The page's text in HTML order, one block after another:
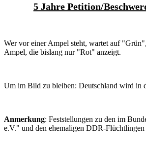
5 Jahre Petition/
Wer vor einer Ampel steht, wartet auf
Ampel, die bislang nur "Rot" anzeigt.
Um im Bild zu bleiben: Deutschland wird in
Anmerkung: Feststellungen zu den im
e.V." und den ehemaligen DDR-